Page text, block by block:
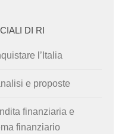
DI RI
l’Italia
e proposte
finanziaria e
finanziario